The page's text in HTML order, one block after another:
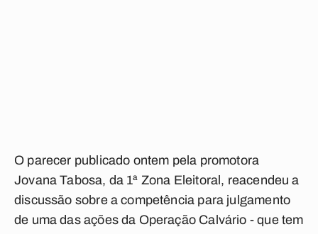
O parecer publicado ontem pela promotora
Jovana Tabosa, da 1ª Zona Eleitoral, reacendeu a
discussão sobre a competência para julgamento
de uma das ações da Operação Calvário - que tem